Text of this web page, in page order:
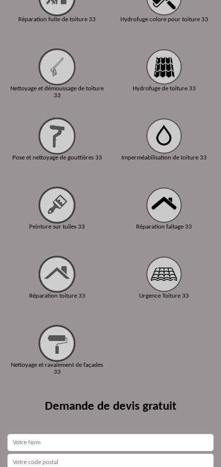
Réparation fuite de toiture 33
Nettoyage et démoussage de toiture
33
Pose et nettoyage de gouttières 33
Peinture sur tuiles 33
Réparation toiture 33
Nettoyage et ravalement de façades
33
Hydrofuge colore pour toiture 33
Hydrofuge de toiture 33
Imperméabilisation de toiture 33
Réparation faitage 33
Urgence Toiture 33
Demande de devis gratuit